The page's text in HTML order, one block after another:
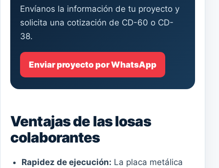
Envíanos la información de tu proyecto y
solicita una cotización de CD-60 o CD-
38.
Enviar proyecto por WhatsApp
Ventajas de las losas
colaborantes
Rapidez de ejecución: La placa metálica